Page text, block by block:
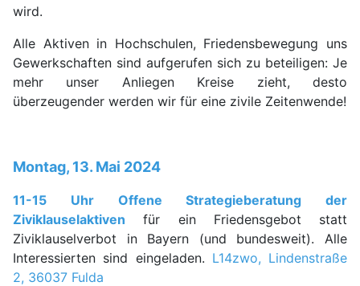
wird.
Alle Aktiven in Hochschulen, Friedensbewegung uns
Gewerkschaften sind aufgerufen sich zu beteiligen: Je
mehr unser Anliegen Kreise zieht, desto
überzeugender werden wir für eine zivile Zeitenwende!
Montag, 13. Mai 2024
11-15 Uhr Offene Strategieberatung der
Ziviklauselaktiven für ein Friedensgebot statt
Ziviklauselverbot in Bayern (und bundesweit). Alle
Interessierten sind eingeladen. L14zwo, Lindenstraße
2, 36037 Fulda